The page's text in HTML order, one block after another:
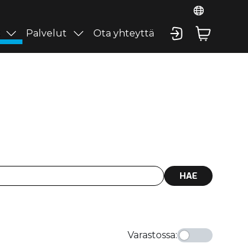
Palvelut Ota yhteyttä
HAE
Varastossa: